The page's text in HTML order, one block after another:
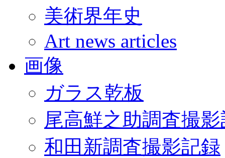
美術界年史
Art news articles
画像
ガラス乾板
尾高鮮之助調査撮
和田新調査撮影記録